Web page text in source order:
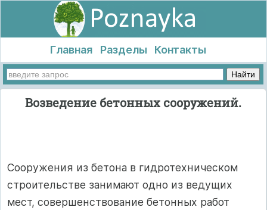
Главная Разделы Контакты
Возведение бетонных сооружений.
Сооружения из бетона в гидротехническом
строительстве занимают одно из ведущих
мест, совершенствование бетонных работ